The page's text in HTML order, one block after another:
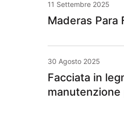
11 Settembre 2025
Maderas Para
30 Agosto 2025
Facciata in